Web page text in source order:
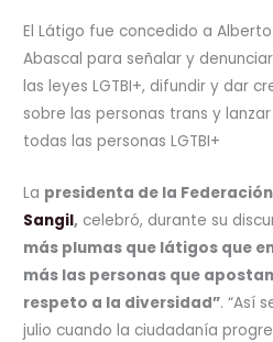
El Látigo fue concedido a
Abascal para señalar y
las leyes LGTBI+, difundir y dar
sobre las personas trans y
todas las personas LGTBI+
La presidenta de la Federación
Sangil, celebró, durante su
más plumas que látigos que
más las personas que
respeto a la diversidad”. “Así
julio cuando la ciudadanía